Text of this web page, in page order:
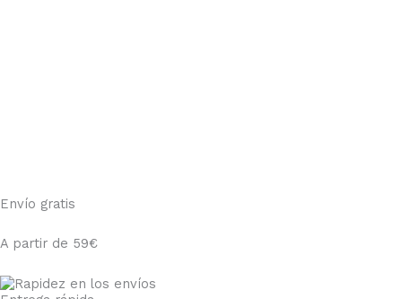
Envío gratis
A partir de 59€